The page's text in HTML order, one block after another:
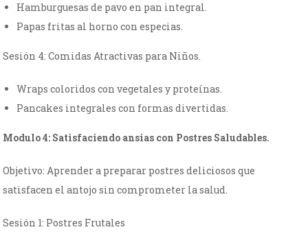
Hamburguesas de pavo en pan integral.
Papas fritas al horno con especias.
Sesión 4: Comidas Atractivas para Niños.
Wraps coloridos con vegetales y proteínas.
Pancakes integrales con formas divertidas.
Modulo 4: Satisfaciendo ansias con Postres Saludables.
Objetivo: Aprender a preparar postres deliciosos que
satisfacen el antojo sin comprometer la salud.
Sesión 1: Postres Frutales